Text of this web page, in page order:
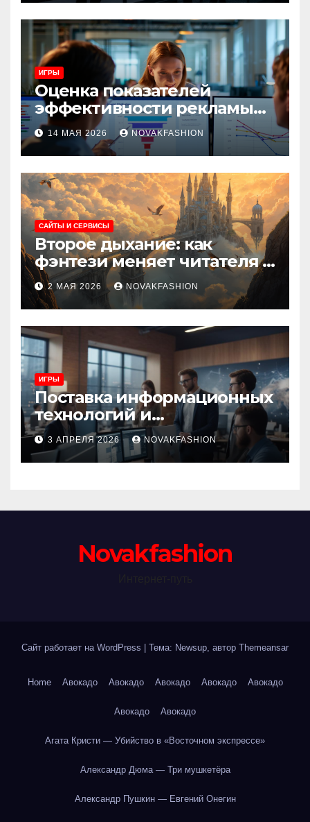
ИГРЫ
Оценка показателей
эффективности рекламы
при атрибуции
множественных точек
касания
14 МАЯ 2026 NOVAKFASHION
САЙТЫ И СЕРВИСЫ
Второе дыхание: как
фэнтези меняет читателя и
культуру
2 МАЯ 2026 NOVAKFASHION
ИГРЫ
Поставка информационных
технологий и
инновационные решения
3 АПРЕЛЯ 2026 NOVAKFASHION
Novakfashion
Сайт работает на WordPress Тема: Newsup, автор Themeansar
Home Авокадо Авокадо Авокадо Авокадо Авокадо
Авокадо Авокадо
Агата Кристи — Убийство в «Восточном экспрессе»
Александр Дюма — Три мушкетёра
Александр Пушкин — Евгений Онегин